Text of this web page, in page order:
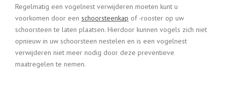
Regelmatig een vogelnest verwijderen moeten kunt u
voorkomen door een schoorsteenkap of -rooster op uw
schoorsteen te laten plaatsen. Hierdoor kunnen vogels zich niet
opnieuw in uw schoorsteen nestelen en is een vogelnest
verwijderen niet meer nodig door deze preventieve
maatregelen te nemen.